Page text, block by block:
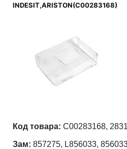
INDESIT,ARISTON(C00283168)
Код товара: C00283168,
Зам: 857275, L856033,